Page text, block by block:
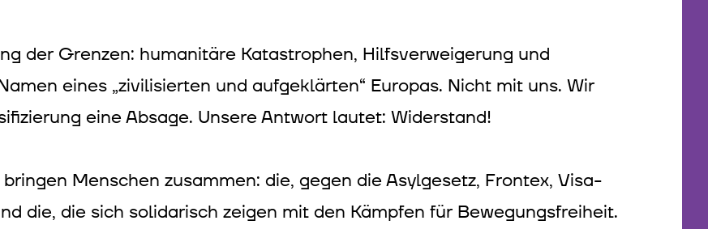
der Grenzen: humanitäre Katastrophen, Hilfsverweigerung und
eines „zivilisierten und aufgeklärten“ Europas. Nicht mit uns. Wir
eine Absage. Unsere Antwort lautet: Widerstand!
Menschen zusammen: die, gegen die Asylgesetz, Frontex, Visa-
die, die sich solidarisch zeigen mit den Kämpfen für Bewegungsfreiheit.